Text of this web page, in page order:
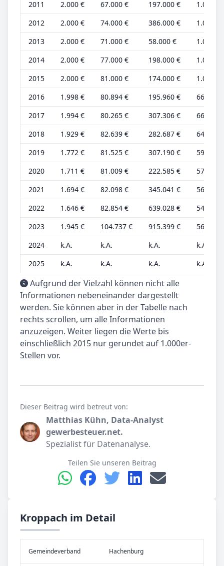
2011
2.000 € 67.000 € 197.000 €
1.000 €
2012
2.000 € 74.000 € 386.000 €
1.000 €
2013
2.000 € 71.000 € 58.000 €
1.000 €
2014
2.000 € 77.000 € 198.000 €
1.000 €
2015
2.000 € 81.000 € 174.000 €
1.000 €
2016
1.998 € 80.894 € 195.960 €
666 €
2017
1.994 € 80.265 € 307.306 €
665 €
2018
1.929 € 82.639 € 282.687 €
643 €
2019
1.772 € 81.525 € 307.190 €
591 €
2020
1.711 € 81.009 € 222.585 €
570 €
2021
1.694 € 82.098 € 345.041 €
565 €
2022
1.646 € 82.854 € 639.028 €
549 €
2023
1.945 € 104.737 € 915.399 €
564 €
2024
k.A. k.A. k.A.
k.A.
2025
k.A. k.A. k.A. k.A.
Aufgrund der Vielzahl können nicht alle
Informationen nebeneinander dargestellt
werden. Sie können aber in der Tabelle nach
rechts scrollen, um alle Informationen
anzuzeigen. Weiter liegen die Werte bis
einschließlich 2015 nur gerundet auf 1.000er-
Stellen vor.
Dieser Beitrag wird betreut von:
Matthias Kühn, Data-Analyst
gewerbesteuer.net.
Spezialist für Datenanalyse.
Teilen Sie unseren Beitrag
Kroppach im Detail
Gemeinde­verband Hachenburg